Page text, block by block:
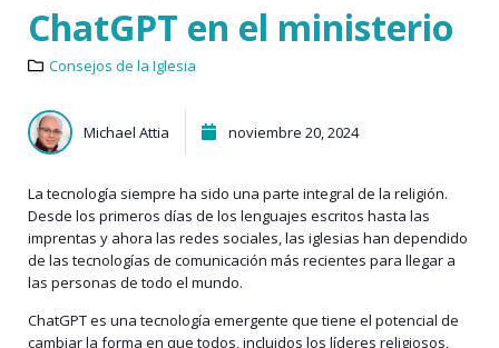
ChatGPT en el ministerio
Consejos de la Iglesia
Michael Attia noviembre 20, 2024
La tecnología siempre ha sido una parte integral de la religión.
Desde los primeros días de los lenguajes escritos hasta las
imprentas y ahora las redes sociales, las iglesias han dependido
de las tecnologías de comunicación más recientes para llegar a
las personas de todo el mundo.
ChatGPT es una tecnología emergente que tiene el potencial de
cambiar la forma en que todos, incluidos los líderes religiosos,